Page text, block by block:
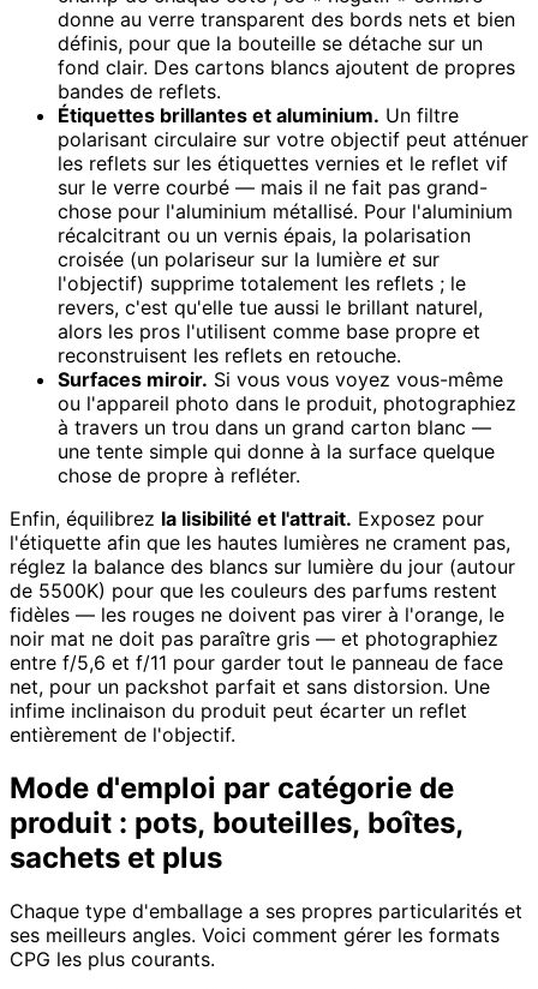
donne au verre transparent des bords nets et bien
définis, pour que la bouteille se détache sur un
fond clair. Des cartons blancs ajoutent de propres
bandes de reflets.
Étiquettes brillantes et aluminium. Un filtre
polarisant circulaire sur votre objectif peut atténuer
les reflets sur les étiquettes vernies et le reflet vif
sur le verre courbé — mais il ne fait pas grand-
chose pour l'aluminium métallisé. Pour l'aluminium
récalcitrant ou un vernis épais, la polarisation
croisée (un polariseur sur la lumière et sur
l'objectif) supprime totalement les reflets ; le
revers, c'est qu'elle tue aussi le brillant naturel,
alors les pros l'utilisent comme base propre et
reconstruisent les reflets en retouche.
Surfaces miroir. Si vous vous voyez vous-même
ou l'appareil photo dans le produit, photographiez
à travers un trou dans un grand carton blanc —
une tente simple qui donne à la surface quelque
chose de propre à refléter.
Enfin, équilibrez la lisibilité et l'attrait. Exposez pour
l'étiquette afin que les hautes lumières ne crament pas,
réglez la balance des blancs sur lumière du jour (autour
de 5500K) pour que les couleurs des parfums restent
fidèles — les rouges ne doivent pas virer à l'orange, le
noir mat ne doit pas paraître gris — et photographiez
entre f/5,6 et f/11 pour garder tout le panneau de face
net, pour un packshot parfait et sans distorsion. Une
infime inclinaison du produit peut écarter un reflet
entièrement de l'objectif.
Mode d'emploi par catégorie de
produit : pots, bouteilles, boîtes,
sachets et plus
Chaque type d'emballage a ses propres particularités et
ses meilleurs angles. Voici comment gérer les formats
CPG les plus courants.